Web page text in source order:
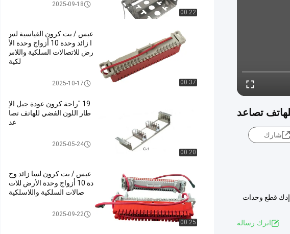
شارك
كرون نوع 19 "راحة الظهر جبل الإطار لتصاعد الهاتف تفصيل سريع: الميزات الإطار الخلفي ل 19 "رف تصاعد لتركيب كل من كات و 110 إدك قطع وحدات
اترك رسالة
00:22
2025-09-18
00:37
عبس / بت كرون القياسية لس
ا زائد وحدة 10 أزواج وحدة الأ
رض للاتصالات السلكية واللاس
لكية
2025-10-17
00:20
19 "راحة كرون عودة جبل الإ
طار اللون الفضي للهاتف تصا
عد
2025-05-24
00:25
عبس / بت كرون لسا زائد وح
دة 10 أزواج وحدة الأرض للات
صالات السلكية واللاسلكية
2025-09-22